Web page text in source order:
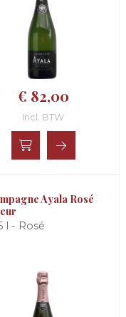
€ 82,00
Incl. BTW
Ayala Rosé
l - Rosé